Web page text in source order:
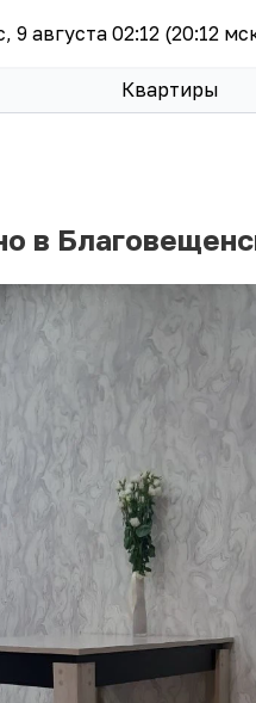
9 августа 02:12 (20:12
Квартиры
в